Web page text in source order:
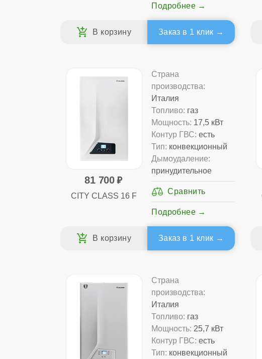
Подробнее
Заказ в 1 клик
81 700
CITY CLASS 16 F
Страна
производства:
Италия
Топливо: газ
Мощность: 17,5 кВт
Контур ГВС: есть
Тип: конвекционный
Дымоудаление:
принудительное
Подробнее
Заказ в 1 клик
Страна
производства:
Италия
Топливо: газ
Мощность: 25,7 кВт
Контур ГВС: есть
Тип: конвекционный